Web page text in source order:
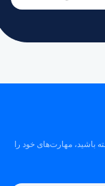
باشید، مهارت‌های خود را